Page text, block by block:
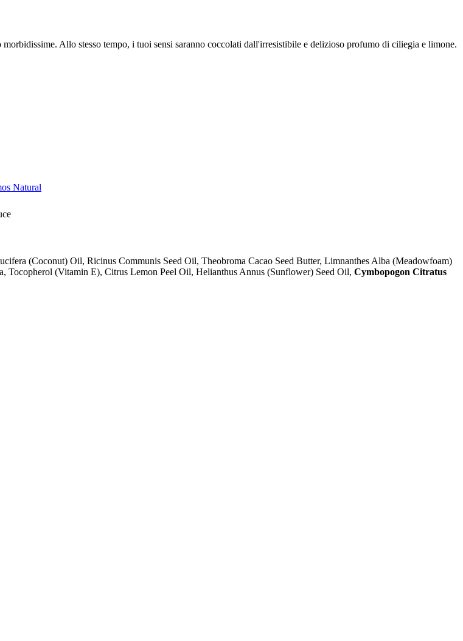
Allo stesso tempo, i tuoi sensi saranno coccolati dall'irresistibile e delizioso profumo di ciliegia e limone.
Natural
(Coconut) Oil, Ricinus Communis Seed Oil, Theobroma Cacao Seed Butter, Limnanthes Alba (Meadowfoam)
Tocopherol (Vitamin E), Citrus Lemon Peel Oil, Helianthus Annus (Sunflower) Seed Oil, Cymbopogon Citratus